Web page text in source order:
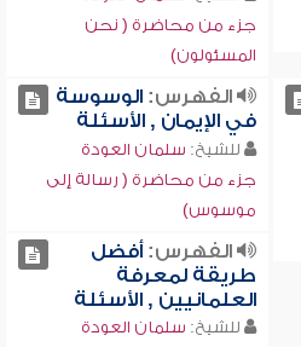
جزء من محاضرة ( نحن
المسئولون)
الفهرس:الوسوسة
في الإيمان , الأسئلة
للشيخ: سلمان العودة
جزء من محاضرة ( رسالة إلى
موسوس)
الفهرس:أفضل
طريقة لمعرفة
العلمانيين , الأسئلة
للشيخ: سلمان العودة